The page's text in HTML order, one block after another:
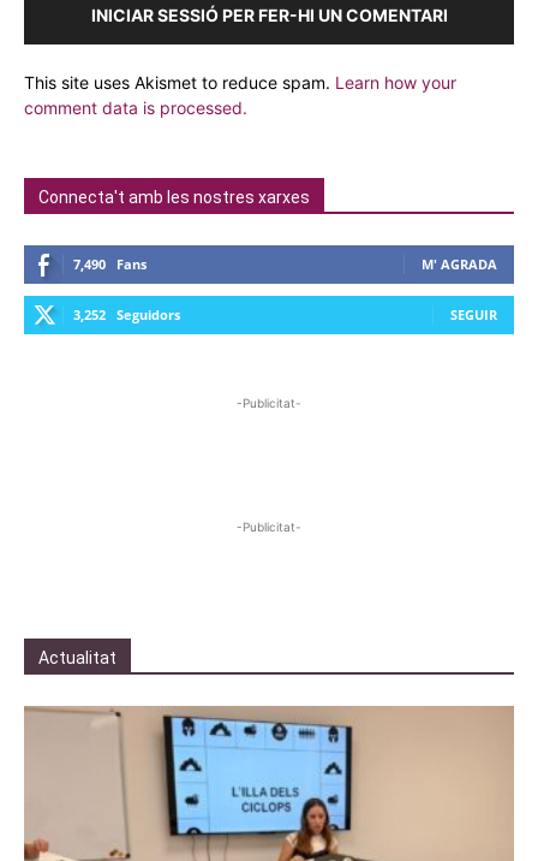
INICIAR SESSIÓ PER FER-HI UN COMENTARI
This site uses Akismet to reduce spam. Learn how your
comment data is processed.
Connecta't amb les nostres xarxes
7,490 Fans M' AGRADA
3,252 Seguidors SEGUIR
-Publicitat-
-Publicitat-
Actualitat